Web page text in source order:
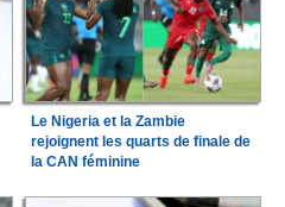
Le Nigeria et la Zambie
rejoignent les quarts de finale de
la CAN féminine